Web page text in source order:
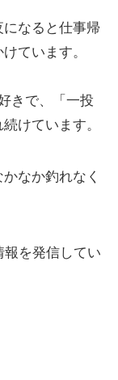
なると仕事帰
ています。
きで、「一投
けています。
なか釣れなく
を発信してい